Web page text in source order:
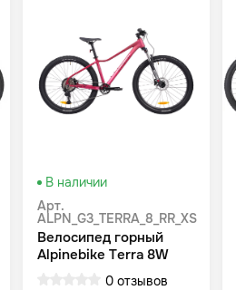
В наличии
Арт.
ALPN_G3_TERRA_8_RR_XS
Велосипед горный
Alpinebike Terra 8W
0 отзывов